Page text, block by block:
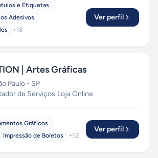
e Etiquetas
Adesivos
+18
Ver perfil
| Artes Gráficas
Paulo - SP
de Serviços·Loja Online
Gráficos
Impressão de Boletos +52
Ver perfil